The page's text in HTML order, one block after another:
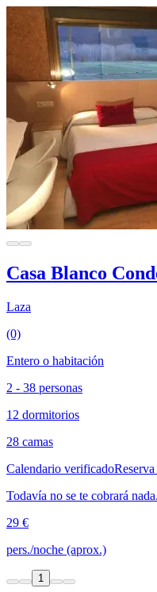
Casa Blanco
Laza
(0)
Entero o habitación
2 - 38 personas
12 dormitorios
28 camas
Calendario verificado
Todavía no se te cobrará nada.
29 €
pers./noche (aprox.)
1